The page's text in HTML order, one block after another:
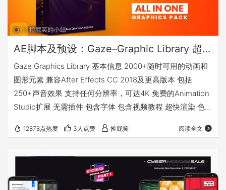
AE脚本及预设：Gaze–Graphic Library 超2000个时尚版式标题设计MG动画背景转场预设图形库(Animation Studio)
Gaze Graphics Library 基本信息 2000+随时可用的动画和
图形元素 兼容After Effects CC 2018及更高版本 包括
250+声音效果 支持任何分辨率，可达4K 免费的Animation
Studio扩展 无需插件 包含字体 包含视频教程 超快渲染 色彩
获取。 当然你也可以直接使用“支付宝”付费，单独购买这个
12878点热度 3人点赞 捡屁笑 阅读全文